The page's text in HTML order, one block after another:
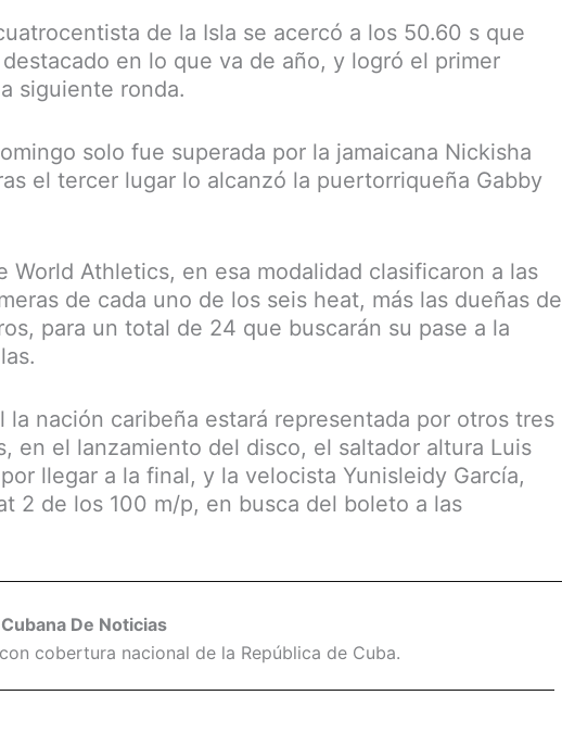
de la Isla se acercó a los 50.60 s que
en lo que va de año, y logró el primer
siguiente ronda.
solo fue superada por la jamaicana Nickisha
el tercer lugar lo alcanzó la puertorriqueña Gabby
World Athletics, en esa modalidad clasificaron a las
de cada uno de los seis heat, más las dueñas de
para un total de 24 que buscarán su pase a la
la nación caribeña estará representada por otros tres
en el lanzamiento del disco, el saltador altura Luis
llegar a la final, y la velocista Yunisleidy García,
2 de los 100 m/p, en busca del boleto a las
De Noticias
cobertura nacional de la República de Cuba.